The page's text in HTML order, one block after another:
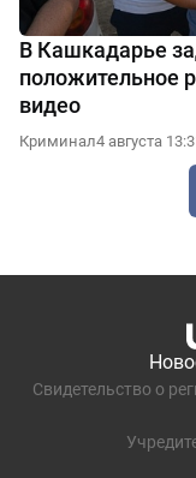
В Кашкадарье
положительное
видео
Криминал4 августа
Свидетельство о